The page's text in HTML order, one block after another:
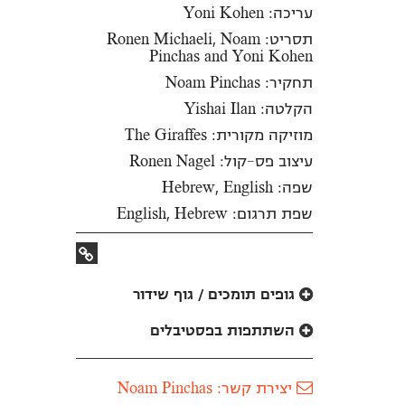
עריכה: Yoni Kohen
תסריט: Ronen Michaeli, Noam
Pinchas and Yoni Kohen
תחקיר: Noam Pinchas
הקלטה: Yishai Ilan
מוזיקה מקורית: The Giraffes
עיצוב פס-קול: Ronen Nagel
שפה: Hebrew, English
שפת תרגום: English, Hebrew
קישור
גופים תומכים / גוף שידור
השתתפות בפסטיבלים
יצירת קשר: Noam Pinchas